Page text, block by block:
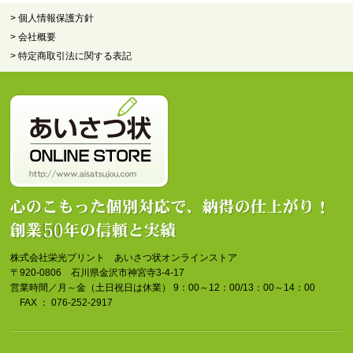
> 個人情報保護方針
> 会社概要
> 特定商取引法に関する表記
株式会社栄光プリント あいさつ状オンラインストア
〒920-0806 石川県金沢市神宮寺3-4-17
営業時間／月～金（土日祝日は休業） 9：00～12：00/13：00～14：00
FAX ： 076-252-2917